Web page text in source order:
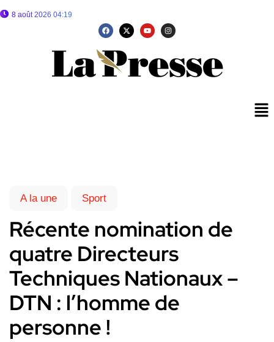
8 août 2026 04:19
A la une Sport
Récente nomination de
quatre Directeurs
Techniques Nationaux –
DTN : l’homme de
personne !